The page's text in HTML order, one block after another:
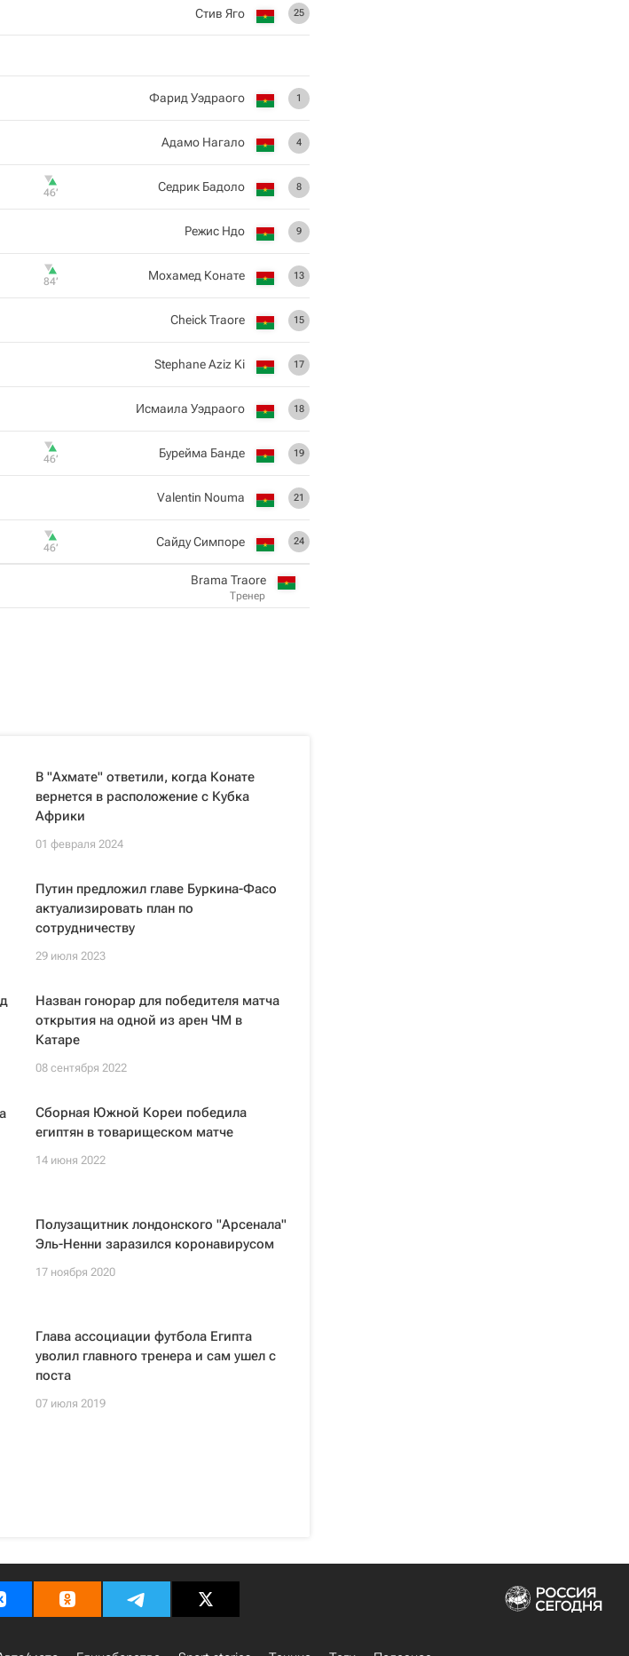
25
Стив Яго
1
Фарид Уэдраого
4
Адамо Нагало
8
Седрик Бадоло
46‎’‎
9
Режис Ндо
13
Мохамед Конате
84‎’‎
15
Cheick Traore
17
Stephane Aziz Ki
18
Исмаила Уэдраого
19
Бурейма Банде
46‎’‎
21
Valentin Nouma
24
Сайду Симпоре
46‎’‎
Brama Traore
Тренер
В "Ахмате" ответили, когда Конате
вернется в расположение с Кубка
Африки
01 февраля 2024
Путин предложил главе Буркина-Фасо
актуализировать план по
сотрудничеству
29 июля 2023
Назван гонорар для победителя матча
открытия на одной из арен ЧМ в
Катаре
08 сентября 2022
Сборная Южной Кореи победила
египтян в товарищеском матче
14 июня 2022
Полузащитник лондонского "Арсенала"
Эль-Ненни заразился коронавирусом
17 ноября 2020
Глава ассоциации футбола Египта
уволил главного тренера и сам ушел с
поста
07 июля 2019